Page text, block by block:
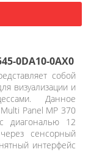
0DA10-0AX0
собой
визуализации и
Данное
Panel MP 370
диагональю 12
сенсорный
интерфейс